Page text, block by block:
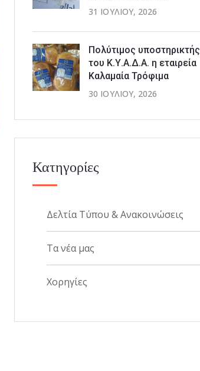
31 ΙΟΥΛΊΟΥ, 2026
Πολύτιμος υποστηρικτής
του Κ.Υ.Α.Δ.Α. η εταιρεία
Καλαμαία Τρόφιμα
30 ΙΟΥΛΊΟΥ, 2026
Κατηγορίες
Δελτία Τύπου & Ανακοινώσεις
Τα νέα μας
Χορηγίες